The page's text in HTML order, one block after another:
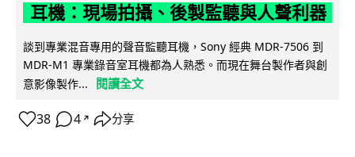
耳機：現場拍攝、後製監聽與人聲利器
談到專業混音專用的聲音監聽耳機，Sony 經典 MDR-7506 到
MDR-M1 專業錄音室耳機都為人熟悉。而現在舞台製作者與創
意影像製作...
閱讀全文
38 4 ↗ 分享